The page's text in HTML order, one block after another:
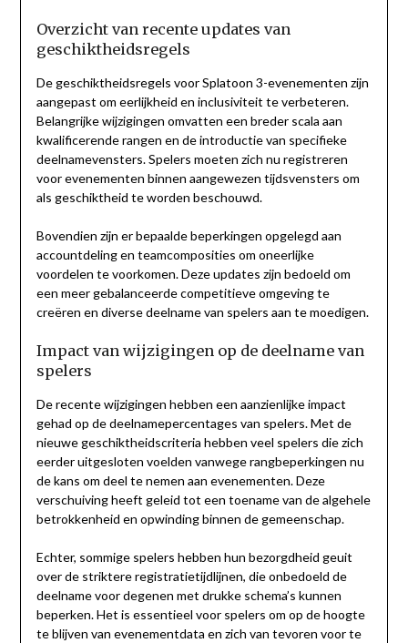
Overzicht van recente updates van
geschiktheidsregels
De geschiktheidsregels voor Splatoon 3-evenementen zijn
aangepast om eerlijkheid en inclusiviteit te verbeteren.
Belangrijke wijzigingen omvatten een breder scala aan
kwalificerende rangen en de introductie van specifieke
deelnamevensters. Spelers moeten zich nu registreren
voor evenementen binnen aangewezen tijdsvensters om
als geschiktheid te worden beschouwd.
Bovendien zijn er bepaalde beperkingen opgelegd aan
accountdeling en teamcomposities om oneerlijke
voordelen te voorkomen. Deze updates zijn bedoeld om
een meer gebalanceerde competitieve omgeving te
creëren en diverse deelname van spelers aan te moedigen.
Impact van wijzigingen op de deelname van
spelers
De recente wijzigingen hebben een aanzienlijke impact
gehad op de deelnamepercentages van spelers. Met de
nieuwe geschiktheidscriteria hebben veel spelers die zich
eerder uitgesloten voelden vanwege rangbeperkingen nu
de kans om deel te nemen aan evenementen. Deze
verschuiving heeft geleid tot een toename van de algehele
betrokkenheid en opwinding binnen de gemeenschap.
Echter, sommige spelers hebben hun bezorgdheid geuit
over de striktere registratietijdlijnen, die onbedoeld de
deelname voor degenen met drukke schema’s kunnen
beperken. Het is essentieel voor spelers om op de hoogte
te blijven van evenementdata en zich van tevoren voor te